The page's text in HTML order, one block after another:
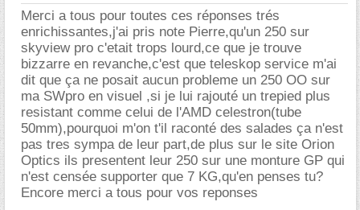
Merci a tous pour toutes ces réponses trés
enrichissantes,j'ai pris note Pierre,qu'un 250 sur
skyview pro c'etait trops lourd,ce que je trouve
bizzarre en revanche,c'est que teleskop service m'ai
dit que ça ne posait aucun probleme un 250 OO sur
ma SWpro en visuel ,si je lui rajouté un trepied plus
resistant comme celui de l'AMD celestron(tube
50mm),pourquoi m'on t'il raconté des salades ça n'est
pas tres sympa de leur part,de plus sur le site Orion
Optics ils presentent leur 250 sur une monture GP qui
n'est censée supporter que 7 KG,qu'en penses tu?
Encore merci a tous pour vos reponses